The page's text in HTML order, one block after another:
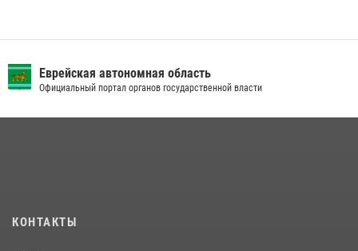
23 июля 2026, 00:16 2
15 июля 2026, 07:12
Еврейская автономная область
Официальный портал органов государственной власти
КОНТАКТЫ